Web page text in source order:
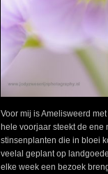
Voor mij is Amelisweerd
hele voorjaar steekt de ene
stinsenplanten die in bloei
veelal geplant op
elke week een bezoek